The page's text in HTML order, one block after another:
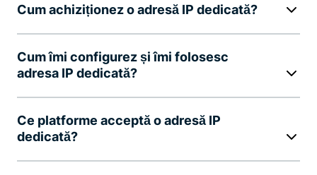
Cum achiziționez o adresă IP dedicată?
Cum îmi configurez și îmi folosesc
adresa IP dedicată?
Ce platforme acceptă o adresă IP
dedicată?